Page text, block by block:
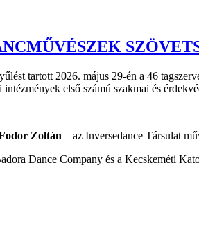
tartott 2026. május 29-én a 46
első számú szakmai és
Zoltán – az Inversedance Társulat
Dance Company és a Kecskeméti